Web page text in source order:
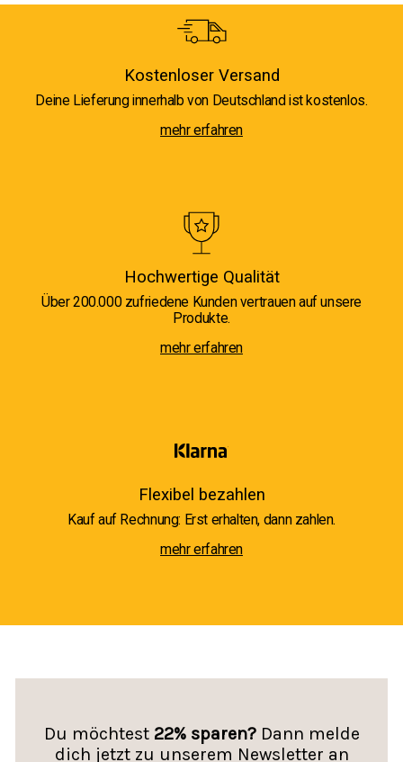
Kostenloser Versand
Deine Lieferung innerhalb von Deutschland ist kostenlos.
mehr erfahren
Hochwertige Qualität
Über 200.000 zufriedene Kunden vertrauen auf unsere
Produkte.
mehr erfahren
Flexibel bezahlen
Kauf auf Rechnung: Erst erhalten, dann zahlen.
mehr erfahren
Du möchtest 22% sparen?Dann melde
dich jetzt zu unserem Newsletter an